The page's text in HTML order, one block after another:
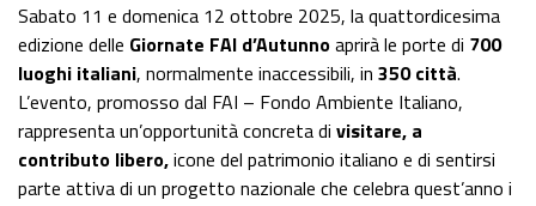
Sabato 11 e domenica 12 ottobre 2025, la quattordicesima
edizione delle Giornate FAI d’Autunnoaprirà le porte di 700
luoghi italiani, normalmente inaccessibili, in 350 città.
L’evento, promosso dal FAI – Fondo Ambiente Italiano,
rappresenta un’opportunità concreta di visitare, a
contributo libero,icone del patrimonio italiano e di sentirsi
parte attiva di un progetto nazionale che celebra quest’anno i